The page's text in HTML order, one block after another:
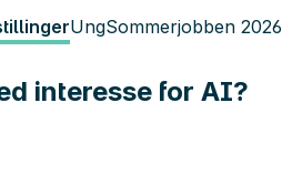
UngSommerjobben 2026
interesse for AI?